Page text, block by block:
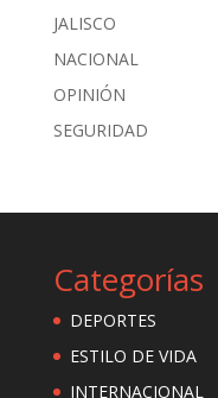
JALISCO
NACIONAL
OPINIÓN
SEGURIDAD
Categorías
DEPORTES
ESTILO DE VIDA
INTERNACIONAL